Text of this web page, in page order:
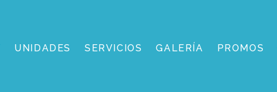
UNIDADES SERVICIOS GALERÍA PROMOS